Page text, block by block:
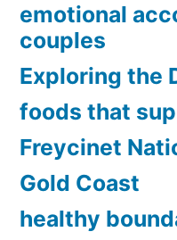
emotional
couples
Exploring the
foods that
Freycinet
Gold Coast
healthy